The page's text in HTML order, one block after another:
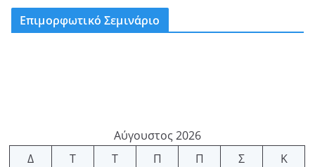
Επιμορφωτικό Σεμινάριο
Αύγουστος 2026
Δ
Τ Τ Π Π Σ
Κ